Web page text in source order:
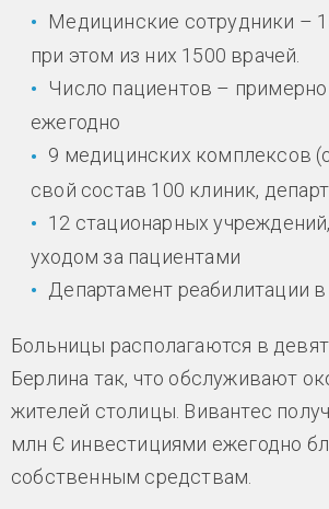
Медицинские сотрудники –
при этом из них 1500 врачей.
Число пациентов –
ежегодно
9 медицинских комплексов
свой состав 100 клиник,
12 стационарных
уходом за пациентами
Департамент реабилитации
Больницы располагаются в
Берлина так, что обслуживают
жителей столицы. Вивантес
млн Є инвестициями ежегодно
собственным средствам.